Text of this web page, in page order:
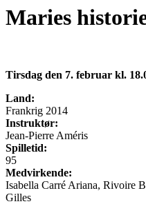
Maries
Tirsdag den 7. februar kl.
Land:
Frankrig 2014
Instruktør:
Jean-Pierre Améris
Spilletid:
95
Medvirkende:
Isabella Carré Ariana, Rivoire
Gilles